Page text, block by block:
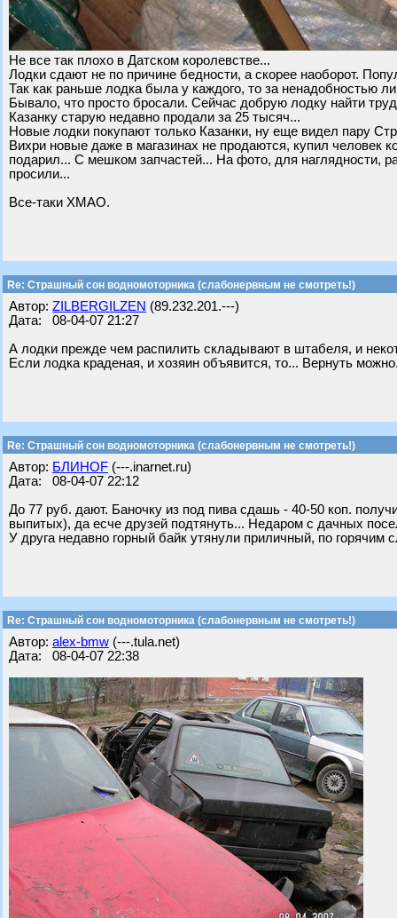
Не все так плохо в Датском королевстве...
Лодки сдают не по причине бедности, а скорее наоборот.
Так как раньше лодка была у каждого, то за ненадобностью
Бывало, что просто бросали. Сейчас добрую лодку найти
Казанку старую недавно продали за 25 тысяч...
Новые лодки покупают только Казанки, ну еще видел пару
Вихри новые даже в магазинах не продаются, купил человек
подарил... С мешком запчастей... На фото, для
просили...
Все-таки ХМАО.
Re: Страшный сон водномоторника (слабонервным не смотреть!)
Автор: ZILBERGILZEN (89.232.201.---)
Дата: 08-04-07 21:27
А лодки прежде чем распилить складывают в штабеля, и
Если лодка краденая, и хозяин объявится, то... Вернуть
Re: Страшный сон водномоторника (слабонервным не смотреть!)
Автор: БЛИНОF (---.inarnet.ru)
Дата: 08-04-07 22:12
До 77 руб. дают. Баночку из под пива сдашь - 40-50 коп.
выпитых), да есче друзей подтянуть... Недаром с дачных
У друга недавно горный байк утянули приличный, по
Re: Страшный сон водномоторника (слабонервным не смотреть!)
Автор: alex-bmw (---.tula.net)
Дата: 08-04-07 22:38